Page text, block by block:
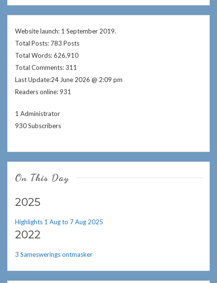
Website launch: 1 September 2019.
Total Posts: 783 Posts
Total Words: 626,910
Total Comments:311
Last Update:24 June 2026 @ 2:09 pm
Readers online:931
1 Administrator
930 Subscribers
On This Day
2025
Highlights 1 Aug to 7 Aug 2025
2022
3 Sameswerings ontmasker